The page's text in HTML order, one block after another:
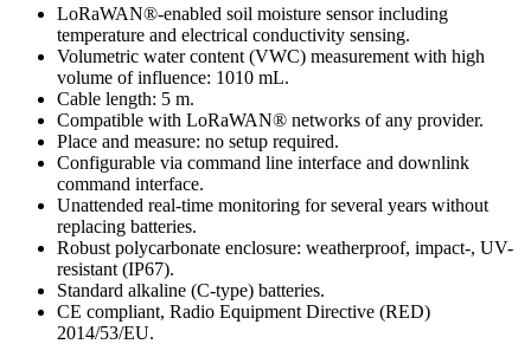
LoRaWAN®-enabled soil moisture sensor including
temperature and electrical conductivity sensing.
Volumetric water content (VWC) measurement with high
volume of influence: 1010 mL.
Cable length: 5 m.
Compatible with LoRaWAN® networks of any provider.
Place and measure: no setup required.
Configurable via command line interface and downlink
command interface.
Unattended real-time monitoring for several years without
replacing batteries.
Robust polycarbonate enclosure: weatherproof, impact-, UV-
resistant (IP67).
Standard alkaline (C-type) batteries.
CE compliant, Radio Equipment Directive (RED)
2014/53/EU.